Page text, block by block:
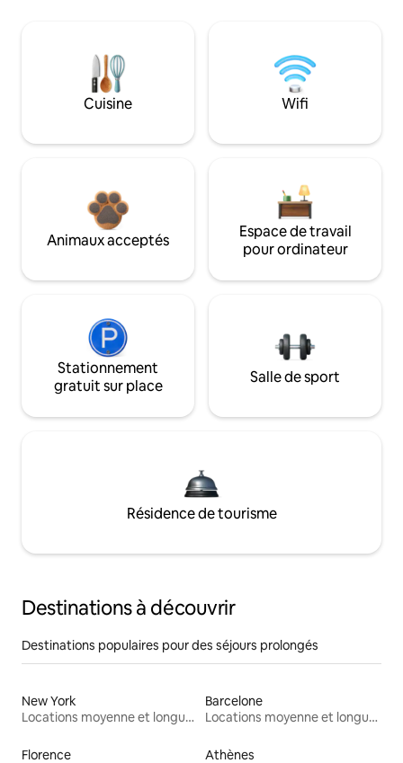
Cuisine Wifi
Animaux acceptés
Espace de travail
pour ordinateur
Stationnement
gratuit sur place
Salle de sport
Résidence de tourisme
Destinations à découvrir
Destinations populaires pour des séjours prolongés
New York
Locations moyenne et longue durée
Barcelone
Locations moyenne et longue durée
Florence
Athènes